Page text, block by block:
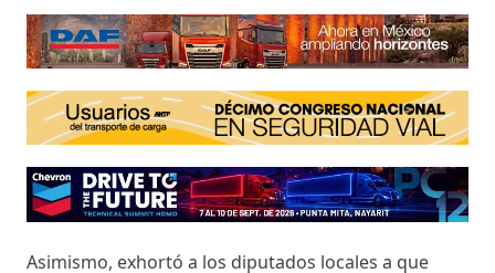
Asimismo, exhortó a los diputados locales a que